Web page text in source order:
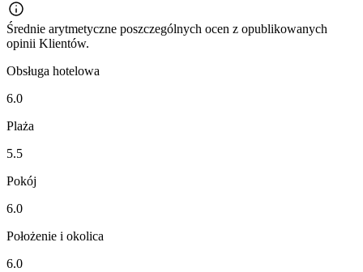
Średnie arytmetyczne poszczególnych ocen z opublikowanych
opinii Klientów.
Obsługa hotelowa
6.0
Plaża
5.5
Pokój
6.0
Położenie i okolica
6.0